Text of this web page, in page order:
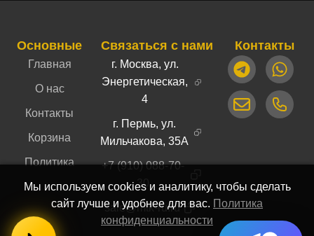
Основные
Главная
О нас
Контакты
Корзина
Политика
Связаться с нами
г. Москва, ул.
Энергетическая,
4
г. Пермь, ул.
Мильчакова, 35А
+7 (910) 088-70-
30
sale@mtk-ru.ru
Контакты
Мы используем cookies и аналитику, чтобы сделать
сайт лучше и удобнее для вас. Политика
конфиденциальности